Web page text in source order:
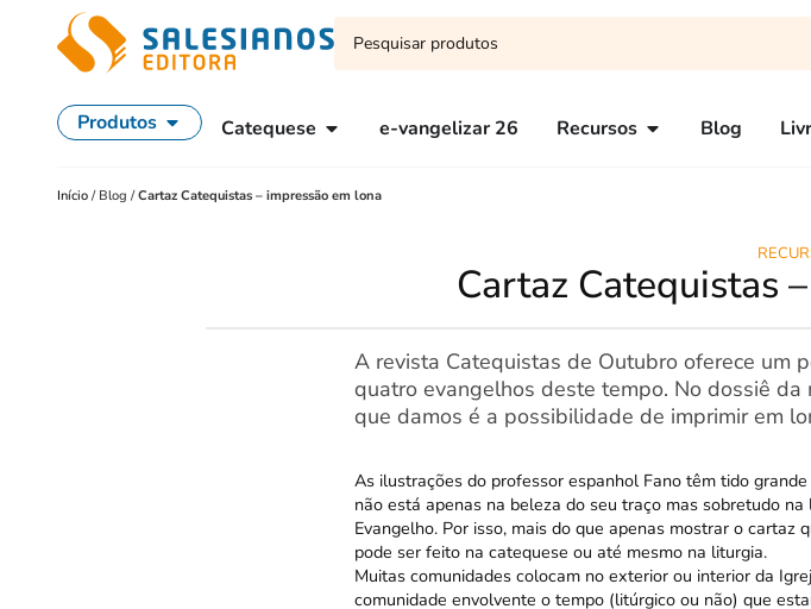
Produtos Catequese e-vangelizar 26 Recursos Blog
Início / Blog /Cartaz Catequistas – impressão em lona
Cartaz Catequistas
A revista Catequistas de Outubro oferece um
quatro evangelhos deste tempo. No dossiê
que damos é a possibilidade de imprimir em
As ilustrações do professor espanhol Fano têm tido
não está apenas na beleza do seu traço mas sobretudo
Evangelho. Por isso, mais do que apenas mostrar o
pode ser feito na catequese ou até mesmo na liturgia.
Muitas comunidades colocam no exterior ou interior da
comunidade envolvente o tempo (litúrgico ou não) que